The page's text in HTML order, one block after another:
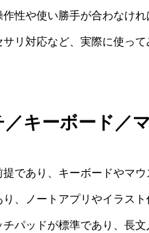
性や使い勝手が合わなけ
リ対応など、実際に使っ
キーボード／
であり、キーボードやマ
、ノートアプリやイラス
パッドが標準であり、長